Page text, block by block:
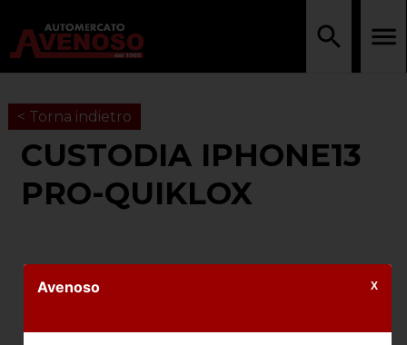
< Torna indietro
CUSTODIA IPHONE13
PRO-QUIKLOX
Avenoso X